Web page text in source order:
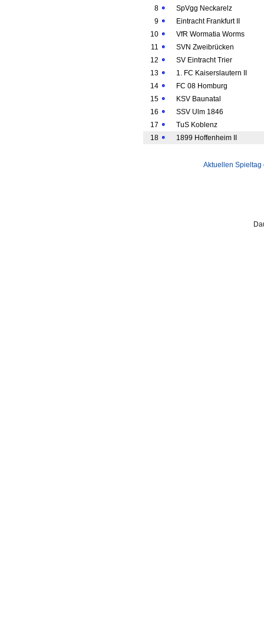
8
SpVgg Neckarelz
9
Eintracht Frankfurt II
10
VfR Wormatia Worms
11
SVN Zweibrücken
12
SV Eintracht Trier
13
1. FC Kaiserslautern II
14
FC 08 Homburg
15
KSV Baunatal
16
SSV Ulm 1846
17
TuS Koblenz
18
1899 Hoffenheim II
Aktuellen Spieltag